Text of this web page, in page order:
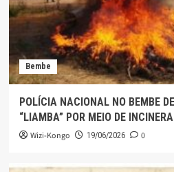
Bembe
POLÍCIA NACIONAL NO BEMBE
“LIAMBA” POR MEIO DE
Wizi-Kongo 19/06/2026 0